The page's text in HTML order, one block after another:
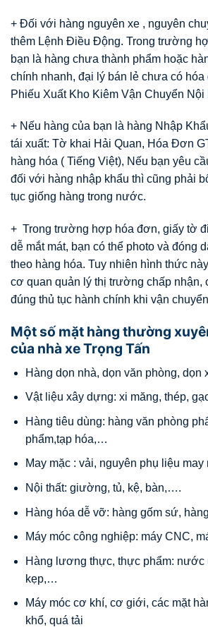
+ Đối với hàng nguyên xe , nguyên
thêm Lệnh Điều Động. Trong trường
bạn là hàng chưa thành phẩm hoặc
chính nhanh, đại lý bán lẻ chưa có
Phiếu Xuất Kho Kiêm Vận Chuyển Nội
+ Nếu hàng của bạn là hàng Nhập
tái xuất: Tờ khai Hải Quan, Hóa Đơn
hàng hóa ( Tiếng Việt), Nếu bạn yêu
đối với hàng nhập khẩu thì cũng phải
tục giống hàng trong nước.
+ Trong trường hợp hóa đơn, giấy tờ
dễ mắt mát, bạn có thể photo và đóng
theo hàng hóa. Tuy nhiên hình thức
cơ quan quản lý thị trường chấp nhận,
đúng thủ tục hành chính khi vận
Một số mặt hàng thường
của nhà xe Trọng Tấn
Hàng dọn nhà, dọn văn phòng, dọn
Vật liệu xây dựng: xi măng, thép,
Hàng tiêu dùng: hàng văn phòng
phẩm,tạp hóa,…
May mặc : vải, nguyên phụ liệu
Nội thất: giường, tủ, kệ, bàn,….
Hàng hóa dễ vỡ: hàng gốm sứ,
Máy móc công nghiệp: máy CNC,
Hàng lương thực, thực phẩm: nước
kẹp,…
Máy móc cơ khí, cơ giới, các mặt
khổ, quá tải